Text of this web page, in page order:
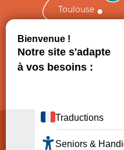
Toulouse
Politique de